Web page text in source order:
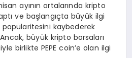
ayının ortalarında kripto
ve başlangıçta büyük ilgi
kaybederek
büyük kripto borsaları
birlikte PEPE coin’e olan ilgi